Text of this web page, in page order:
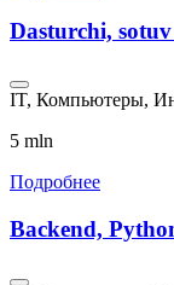
Dasturchi,
IT, Компьютеры,
5 mln
Подробнее
Backend,